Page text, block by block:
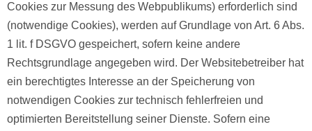
Cookies zur Messung des Webpublikums) erforderlich sind
(notwendige Cookies), werden auf Grundlage von Art. 6 Abs.
1 lit. f DSGVO gespeichert, sofern keine andere
Rechtsgrundlage angegeben wird. Der Websitebetreiber hat
ein berechtigtes Interesse an der Speicherung von
notwendigen Cookies zur technisch fehlerfreien und
optimierten Bereitstellung seiner Dienste. Sofern eine